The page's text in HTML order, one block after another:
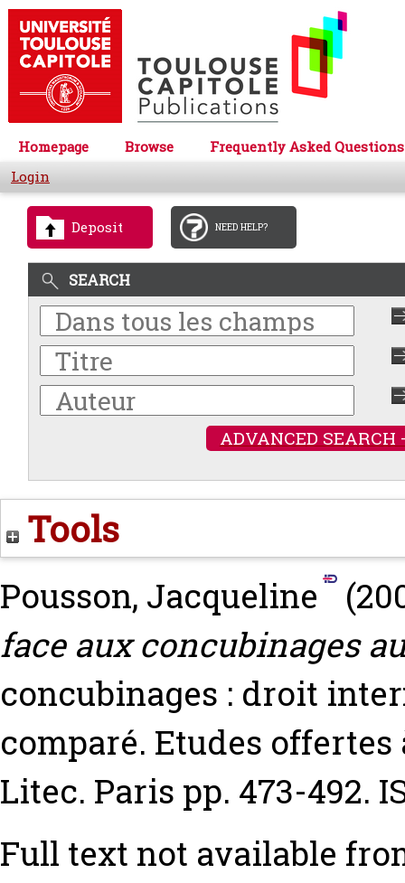
Homepage Browse
Frequently Asked Questions
Login
Deposit NEED HELP?
SEARCH
ADVANCED SEARCH
Tools
Pousson, Jacqueline
face aux concubinages
concubinages : droit
comparé. Etudes
Litec. Paris pp. 473-492.
Full text not available